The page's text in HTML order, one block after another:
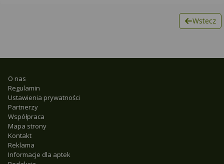
Wstecz
O nas
Regulamin
Ustawienia prywatności
Partnerzy
Współpraca
Mapa strony
Kontakt
Reklama
Informacje dla aptek